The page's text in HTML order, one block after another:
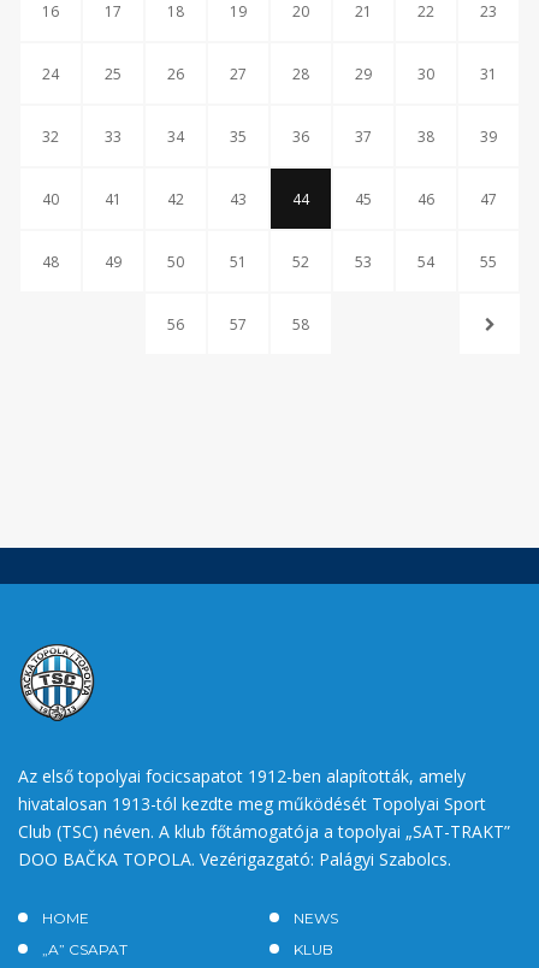
16 17 18 19 20 21 22 23
24 25 26 27 28 29 30 31
32 33 34 35 36 37 38 39
40 41 42 43 44 45 46 47
48 49 50 51 52 53 54 55
56 57 58
Az első topolyai focicsapatot 1912-ben alapították, amely
hivatalosan 1913-tól kezdte meg működését Topolyai Sport
Club (TSC) néven. A klub főtámogatója a topolyai „SAT-TRAKT”
DOO BAČKA TOPOLA. Vezérigazgató: Palágyi Szabolcs.
HOME
NEWS
„A” CSAPAT
KLUB